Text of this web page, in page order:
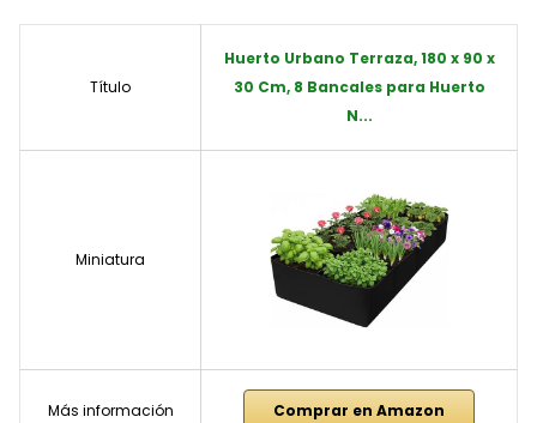
Título
Huerto Urbano Terraza, 180 x 90 x
30 Cm, 8 Bancales para Huerto
N...
Miniatura
Más información Comprar en Amazon